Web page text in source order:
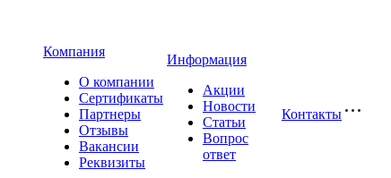
Компания
О компании
Сертификаты
Партнеры
Отзывы
Вакансии
Реквизиты
Информация
Акции
Новости
Статьи
Вопрос
ответ
Контакты